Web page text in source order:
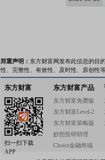
郑重声明： 东方财富网发布此信息的目
性、完整性、有效性、及时性、原创性
东方财富
扫一扫下载
APP
东方财富产品
东方财富免费版
东方财富Level-2
东方财富策略版
妙想投研助理
Choice金融终端